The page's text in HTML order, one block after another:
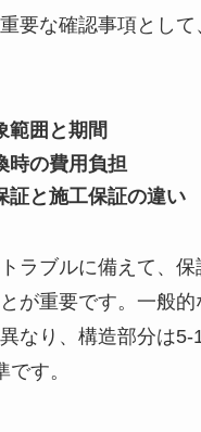
要な確認事項とし
範囲と期間
時の費用負担
証と施工保証の違い
ラブルに備えて、保
が重要です。一般
なり、構造部分は5-
す。